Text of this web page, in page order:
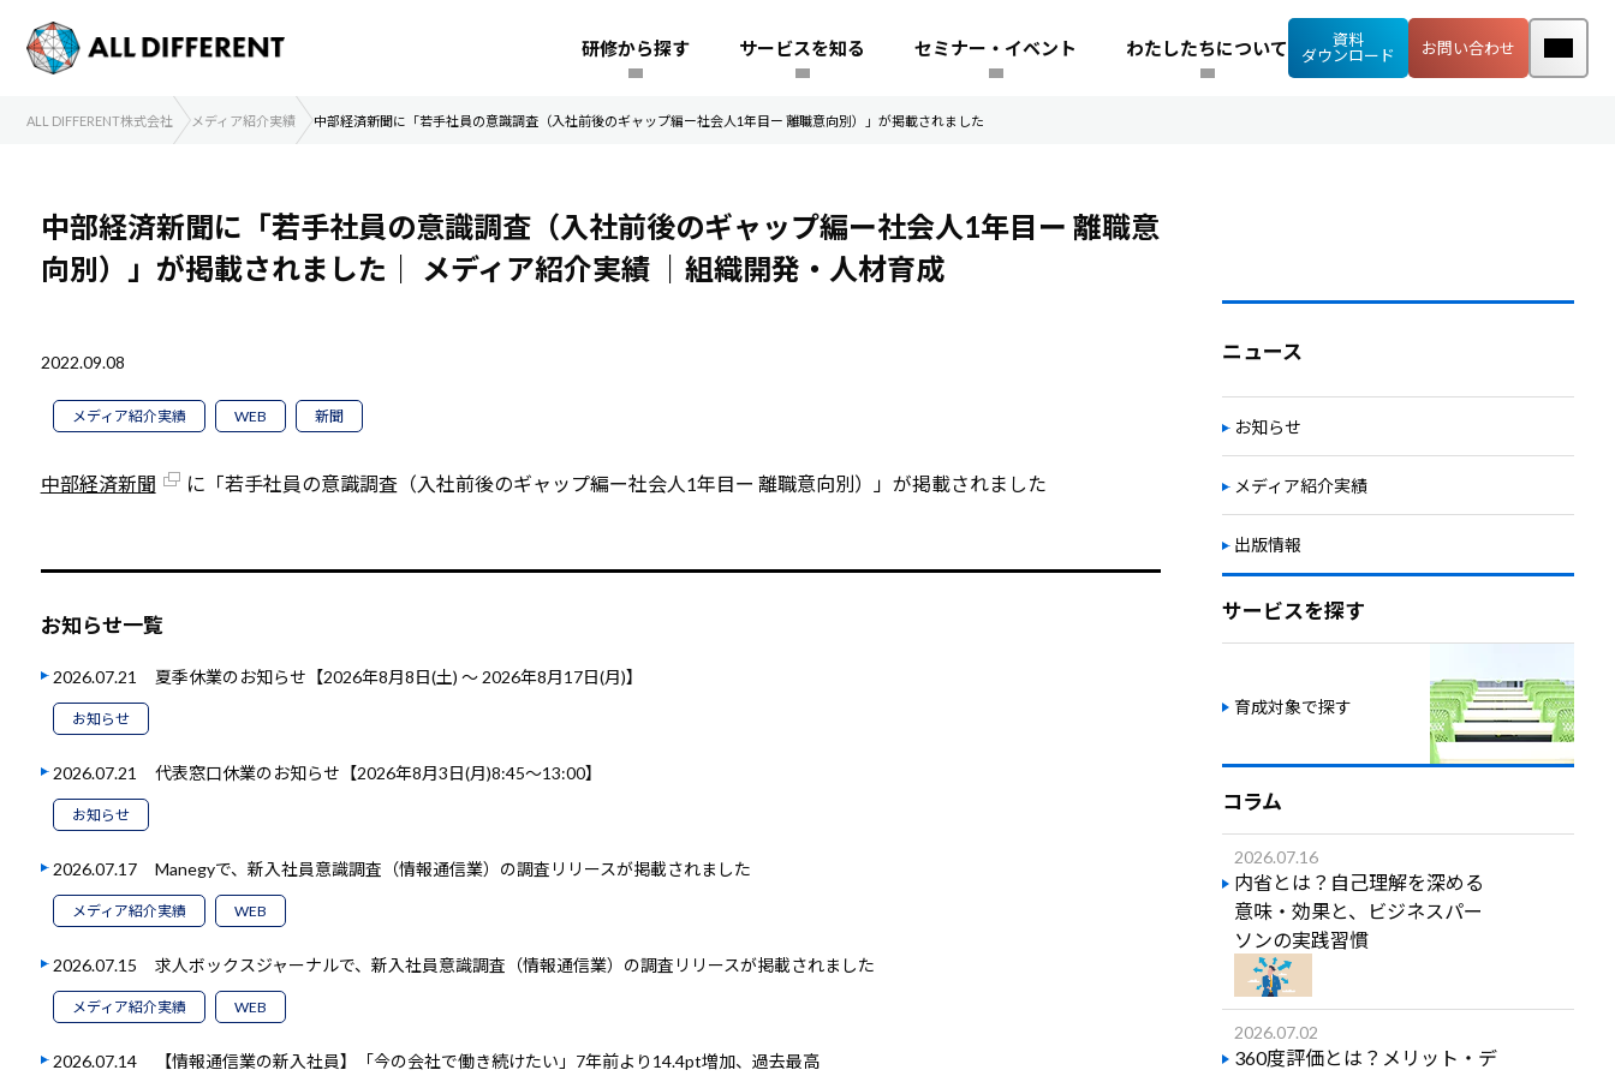
研修から探す サービスを知る セミナー・イベント わたしたちについて
資料
ダウンロード
お問い合わせ
ALL DIFFERENT株式会社 メディア紹介実績 中部経済新聞に「若手社員の意識調査（入社前後のギャップ編ー社会人1年目ー 離職意向別）」が掲載されました
中部経済新聞に「若手社員の意識調査（入社前後のギャップ編ー社会人1年目ー 離職意
向別）」が掲載されました｜ メディア紹介実績 ｜組織開発・人材育成
2022.09.08
メディア紹介実績 WEB 新聞
中部経済新聞 に「若手社員の意識調査（入社前後のギャップ編ー社会人1年目ー 離職意向別）」が掲載されました
お知らせ一覧
2026.07.21 夏季休業のお知らせ【2026年8月8日(土) ～ 2026年8月17日(月)】
お知らせ
2026.07.21 代表窓口休業のお知らせ【2026年8月3日(月)8:45～13:00】
お知らせ
2026.07.17 Manegyで、新入社員意識調査（情報通信業）の調査リリースが掲載されました
メディア紹介実績 WEB
2026.07.15 求人ボックスジャーナルで、新入社員意識調査（情報通信業）の調査リリースが掲載されました
メディア紹介実績 WEB
2026.07.14 【情報通信業の新入社員】「今の会社で働き続けたい」7年前より14.4pt増加、過去最高
ニュース
お知らせ
メディア紹介実績
出版情報
サービスを探す
育成対象で探す
コラム
2026.07.16
内省とは？自己理解を深める
意味・効果と、ビジネスパー
ソンの実践習慣
2026.07.02
360度評価とは？メリット・デ